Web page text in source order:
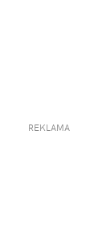
REKLAMA